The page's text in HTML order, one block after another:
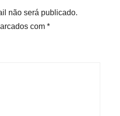
não será publicado.
com *